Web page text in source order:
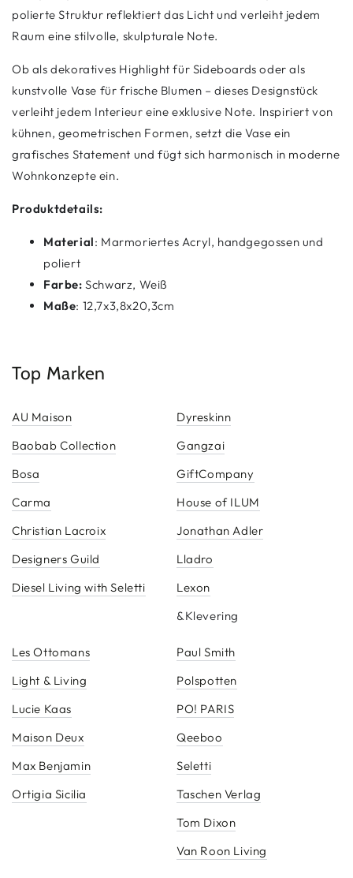
polierte Struktur reflektiert das Licht und verleiht jedem
Raum eine stilvolle, skulpturale Note.
Ob als dekoratives Highlight für Sideboards oder als
kunstvolle Vase für frische Blumen – dieses Designstück
verleiht jedem Interieur eine exklusive Note. Inspiriert von
kühnen, geometrischen Formen, setzt die Vase ein
grafisches Statement und fügt sich harmonisch in moderne
Wohnkonzepte ein.
Produktdetails:
Material: Marmoriertes Acryl, handgegossen und
poliert
Farbe:Schwarz, Weiß
Maße: 12,7x3,8x20,3cm
Top Marken
AU Maison
Baobab Collection
Bosa
Carma
Christian Lacroix
Designers Guild
Diesel Living with Seletti
Dyreskinn
Gangzai
GiftCompany
House of ILUM
Jonathan Adler
Lladro
Lexon
&Klevering
Les Ottomans
Light & Living
Lucie Kaas
Maison Deux
Max Benjamin
Ortigia Sicilia
Paul Smith
Polspotten
PO! PARIS
Qeeboo
Seletti
Taschen Verlag
Tom Dixon
Van Roon Living